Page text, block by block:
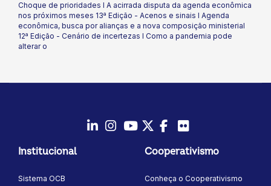
composição ministerial 12ª Edição - Cenário
de incertezas I Como a pandemia pode
alterar o
Choque de prioridades I A acirrada disputa da agenda econômica
nos próximos meses 13ª Edição - Acenos e sinais I Agenda
econômica, busca por alianças e a nova composição ministerial
12ª Edição - Cenário de incertezas I Como a pandemia pode
alterar o
Instagram
YoutubeTwitter/X
Facebook
Institucional
Sistema OCB
Cooperativismo
Conheça o Cooperativismo